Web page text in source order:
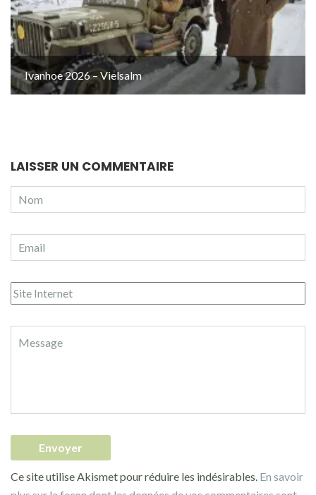
Ivanhoe 2026 – Vielsalm
LAISSER UN COMMENTAIRE
Ce site utilise Akismet pour réduire les indésirables. En savoir